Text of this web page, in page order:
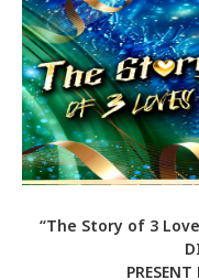
“The Story of 3